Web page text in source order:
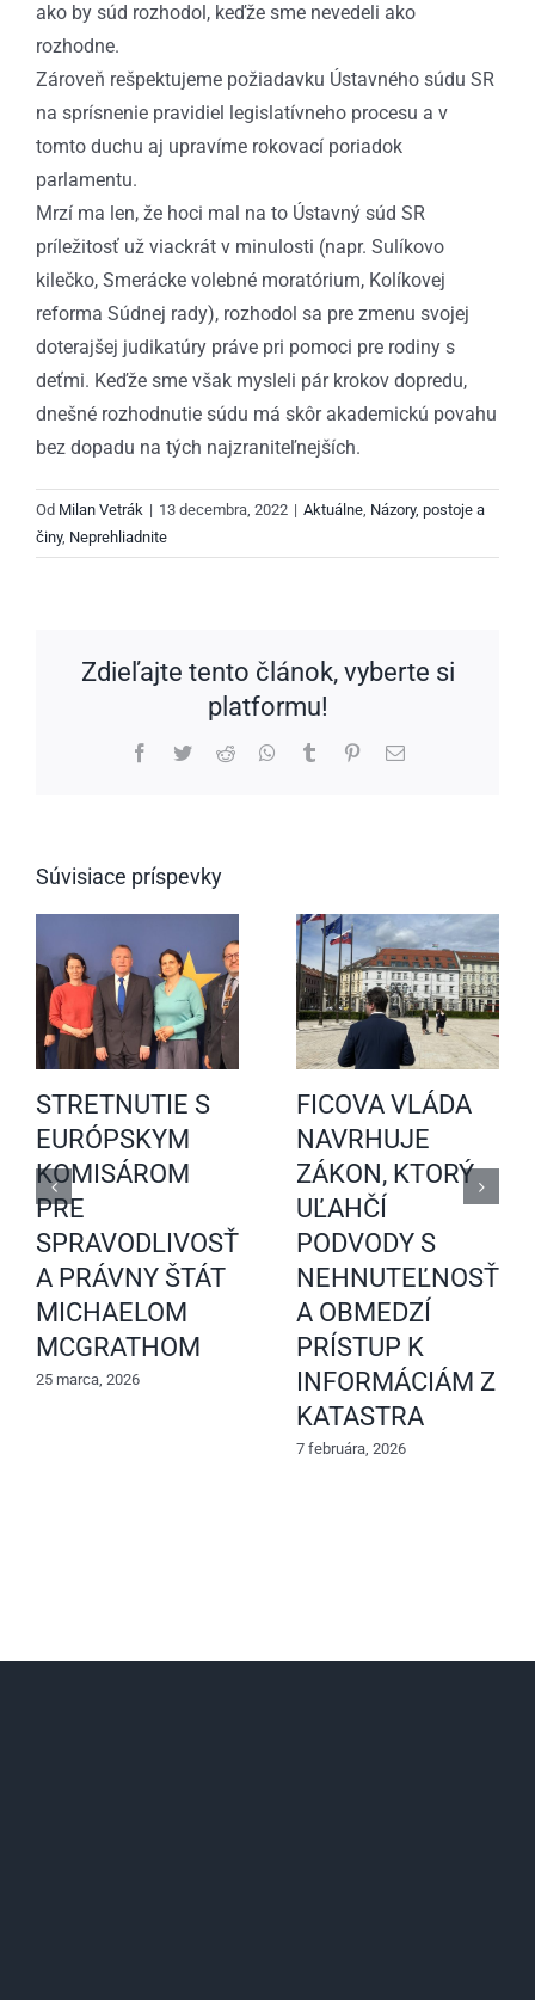
ako by súd rozhodol, keďže sme nevedeli ako
rozhodne.
Zároveň rešpektujeme požiadavku Ústavného súdu SR
na sprísnenie pravidiel legislatívneho procesu a v
tomto duchu aj upravíme rokovací poriadok
parlamentu.
Mrzí ma len, že hoci mal na to Ústavný súd SR
príležitosť už viackrát v minulosti (napr. Sulíkovo
kilečko, Smerácke volebné moratórium, Kolíkovej
reforma Súdnej rady), rozhodol sa pre zmenu svojej
doterajšej judikatúry práve pri pomoci pre rodiny s
deťmi. Keďže sme však mysleli pár krokov dopredu,
dnešné rozhodnutie súdu má skôr akademickú povahu
bez dopadu na tých najzraniteľnejších.
Od Milan Vetrák | 13 decembra, 2022 | Aktuálne, Názory, postoje a
činy, Neprehliadnite
Zdieľajte tento článok, vyberte si
platformu!
Facebook
TwitterReddit WhatsApp
Tumblr PinterestEmail
Súvisiace príspevky
STRETNUTIE S
EURÓPSKYM
KOMISÁROM
PRE
SPRAVODLIVOSŤ
A PRÁVNY ŠTÁT
MICHAELOM
MCGRATHOM
25 marca, 2026
FICOVA VLÁDA
NAVRHUJE
ZÁKON, KTORÝ
UĽAHČÍ
PODVODY S
A OBMEDZÍ
PRÍSTUP K
INFORMÁCIÁM Z
KATASTRA
7 februára, 2026